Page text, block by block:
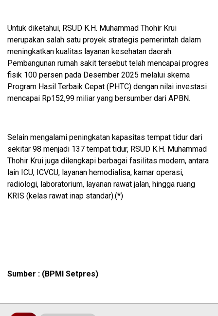
Untuk diketahui, RSUD K.H. Muhammad Thohir Krui
merupakan salah satu proyek strategis pemerintah dalam
meningkatkan kualitas layanan kesehatan daerah.
Pembangunan rumah sakit tersebut telah mencapai progres
fisik 100 persen pada Desember 2025 melalui skema
Program Hasil Terbaik Cepat (PHTC) dengan nilai investasi
mencapai Rp152,99 miliar yang bersumber dari APBN.
Selain mengalami peningkatan kapasitas tempat tidur dari
sekitar 98 menjadi 137 tempat tidur, RSUD K.H. Muhammad
Thohir Krui juga dilengkapi berbagai fasilitas modern, antara
lain ICU, ICVCU, layanan hemodialisa, kamar operasi,
radiologi, laboratorium, layanan rawat jalan, hingga ruang
KRIS (kelas rawat inap standar).(*)
Sumber : (BPMI Setpres)